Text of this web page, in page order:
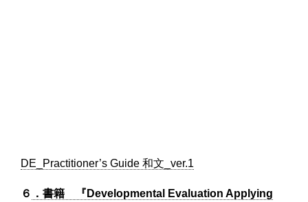
DE_Practitioner’s Guide 和文_ver.1
６ ．書籍 『Developmental Evaluation Applying